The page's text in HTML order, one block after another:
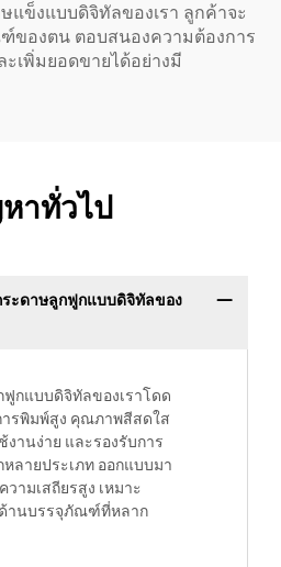
แข็งแบบดิจิทัลของเรา ลูกค้าจะ
ของตน ตอบสนองความต้องการ
เพิ่มยอดขายได้อย่างมี
าทั่วไป
ะดาษลูกฟูกแบบดิจิทัลของ
ฟูกแบบดิจิทัลของเราโดด
ารพิมพ์สูง คุณภาพสีสดใส
านง่าย และรองรับการ
ลายประเภท ออกแบบมา
ามเสถียรสูง เหมาะ
านบรรจุภัณฑ์ที่หลาก